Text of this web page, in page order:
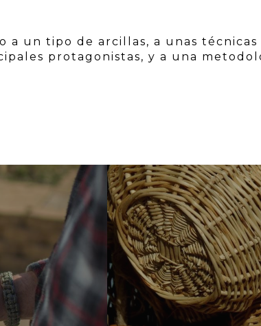
a un tipo de arcillas, a unas técnicas
protagonistas, y a una